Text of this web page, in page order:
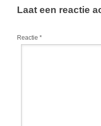
Laat een reactie
Reactie *